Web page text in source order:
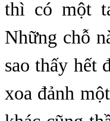
thì có một
Những chỗ
sao thấy hết
xoa đảnh